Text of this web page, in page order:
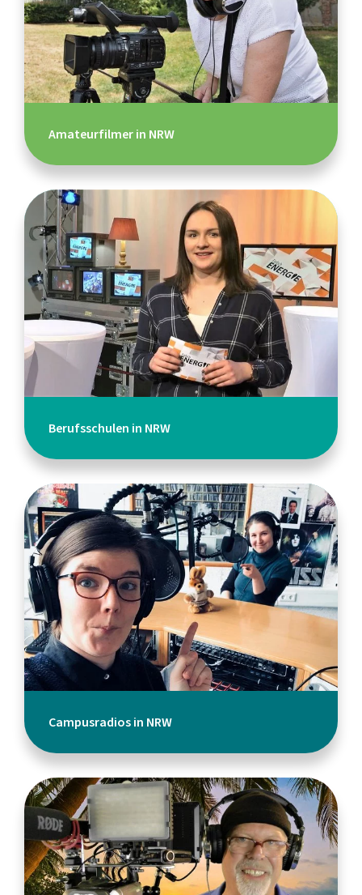
Amateurfilmer in NRW
Berufsschulen in NRW
Campusradios in NRW